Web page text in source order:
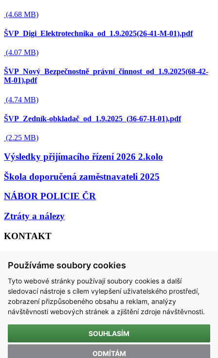
Používáme soubory cookies
Tyto webové stránky používají soubory cookies a další
sledovací nástroje s cílem vylepšení uživatelského prostředí,
zobrazení přizpůsobeného obsahu a reklam, analýzy
návštěvnosti webových stránek a zjištění zdroje návštěvnosti.
SOUHLASÍM
ODMÍTÁM
(4.68 MB)
ŠVP_Digi_Elektrotechnika_od_1.9.2025(26-41-M-01).pdf
(4.07 MB)
ŠVP_Nový_Bezpečnostně_právní_činnost_od_1.9.2025(68-42-
M-01).pdf
(4.74 MB)
ŠVP_Zedník-obkladač_od_1.9.2025_(36-67-H-01).pdf
(2.25 MB)
Výsledky přijímacího řízení 2026 2.kolo
Škola doporučená zaměstnavateli 2025
NÁBOR POLICIE ČR
Ztráty a nálezy
KONTAKT
Dělnická 21, Velebudice, 434 01 Most
IČO 00125423 / DIČ CZ00125423
email:sstmost@sstmost.cz